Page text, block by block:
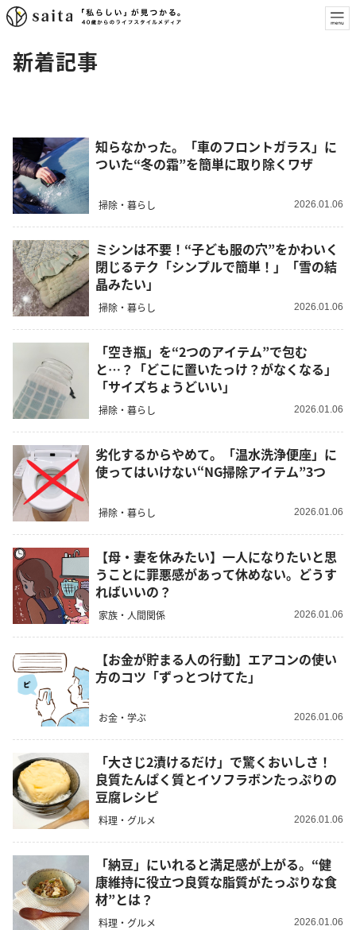
新着記事
知らなかった。「車のフロントガラス」に
ついた“冬の霜”を簡単に取り除くワザ
掃除・暮らし 2026.01.06
ミシンは不要！“子ども服の穴”をかわいく
閉じるテク「シンプルで簡単！」「雪の結
晶みたい」
掃除・暮らし 2026.01.06
「空き瓶」を“2つのアイテム”で包む
と…？「どこに置いたっけ？がなくなる」
「サイズちょうどいい」
掃除・暮らし 2026.01.06
劣化するからやめて。「温水洗浄便座」に
使ってはいけない“NG掃除アイテム”3つ
掃除・暮らし 2026.01.06
【母・妻を休みたい】一人になりたいと思
うことに罪悪感があって休めない。どうす
ればいいの？
家族・人間関係 2026.01.06
【お金が貯まる人の行動】エアコンの使い
方のコツ「ずっとつけてた」
お金・学ぶ 2026.01.06
「大さじ2漬けるだけ」で驚くおいしさ！
良質たんぱく質とイソフラボンたっぷりの
豆腐レシピ
料理・グルメ 2026.01.06
「納豆」にいれると満足感が上がる。“健
康維持に役立つ良質な脂質がたっぷりな食
材”とは？
料理・グルメ 2026.01.06